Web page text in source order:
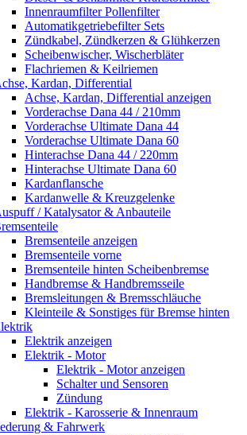
Innenraumfilter Pollenfilter
Automatikgetriebefilter Sets
Zündkabel, Zündkerzen & Glühkerzen
Scheibenwischer, Wischerbläter
Flachriemen & Keilriemen
Kardan, Differential
Achse, Kardan, Differential anzeigen
Vorderachse Dana 44 / 210mm
Vorderachse Ultimate Dana 44
Vorderachse Ultimate Dana 60
Hinterachse Dana 44 / 220mm
Hinterachse Ultimate Dana 60
Kardanflansche
Kardanwelle & Kreuzgelenke
/ Katalysator & Anbauteile
Bremsenteile anzeigen
Bremsenteile vorne
Bremsenteile hinten Scheibenbremse
Handbremse & Handbremsseile
Bremsleitungen & Bremsschläuche
Kleinteile & Sonstiges für Bremse hinten
Elektrik anzeigen
Elektrik - Motor
Elektrik - Motor anzeigen
Schalter und Sensoren
Zündung
Elektrik - Karosserie & Innenraum
& Fahrwerk